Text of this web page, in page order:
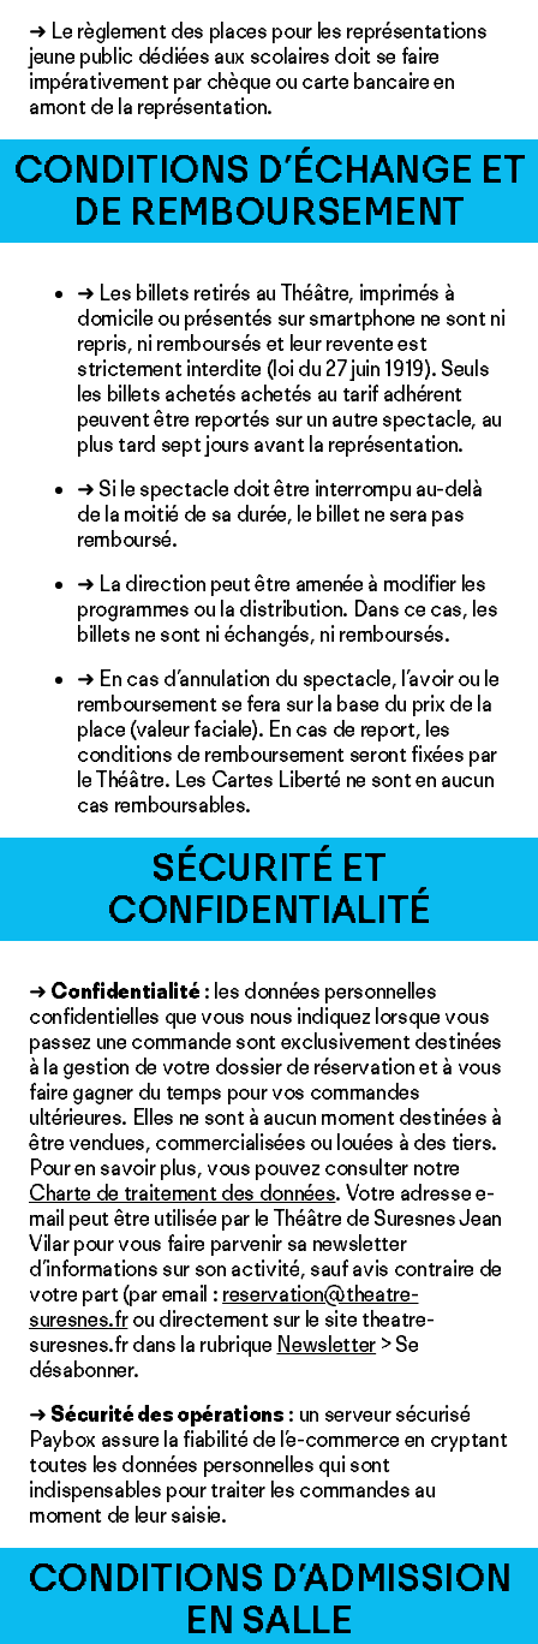
➜ Le règlement des places pour les représentations
jeune public dédiées aux scolaires doit se faire
impérativement par chèque ou carte bancaire en
amont de la représentation.
CONDITIONS D’ÉCHANGE ET
DE REMBOURSEMENT
➜ Les billets retirés au Théâtre, imprimés à
domicile ou présentés sur smartphone ne sont ni
repris, ni remboursés et leur revente est
strictement interdite (loi du 27 juin 1919). Seuls
les billets achetés achetés au tarif adhérent
peuvent être reportés sur un autre spectacle, au
plus tard sept jours avant la représentation.
➜ Si le spectacle doit être interrompu au-delà
de la moitié de sa durée, le billet ne sera pas
remboursé.
➜ La direction peut être amenée à modifier les
programmes ou la distribution. Dans ce cas, les
billets ne sont ni échangés, ni remboursés.
➜ En cas d’annulation du spectacle, l’avoir ou le
remboursement se fera sur la base du prix de la
place (valeur faciale). En cas de report, les
conditions de remboursement seront fixées par
le Théâtre. Les Cartes Liberté ne sont en aucun
cas remboursables.
SÉCURITÉ ET
CONFIDENTIALITÉ
➜ Confidentialité : les données personnelles
confidentielles que vous nous indiquez lorsque vous
passez une commande sont exclusivement destinées
à la gestion de votre dossier de réservation et à vous
faire gagner du temps pour vos commandes
ultérieures. Elles ne sont à aucun moment destinées à
être vendues, commercialisées ou louées à des tiers.
Pour en savoir plus, vous pouvez consulter notre
Charte de traitement des données. Votre adresse e-
mail peut être utilisée par le Théâtre de Suresnes Jean
Vilar pour vous faire parvenir sa newsletter
d’informations sur son activité, sauf avis contraire de
votre part (par email : reservation@theatre-
suresnes.frou directement sur le site theatre-
suresnes.fr dans la rubrique Newsletter > Se
désabonner.
➜ Sécurité des opérations : un serveur sécurisé
Paybox assure la fiabilité de l’e-commerce en cryptant
toutes les données personnelles qui sont
indispensables pour traiter les commandes au
moment de leur saisie.
CONDITIONS D’ADMISSION
EN SALLE